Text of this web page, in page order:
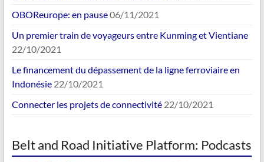
OBOReurope: en pause06/11/2021
Un premier train de voyageurs entre Kunming et Vientiane
22/10/2021
Le financement du dépassement de la ligne ferroviaire en
Indonésie 22/10/2021
Connecter les projets de connectivité 22/10/2021
Belt and Road Initiative Platform: Podcasts